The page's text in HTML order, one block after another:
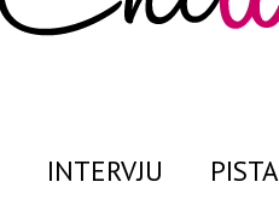
INTERVJU PISTA